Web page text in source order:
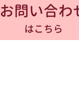
お問い合わ
はこちら